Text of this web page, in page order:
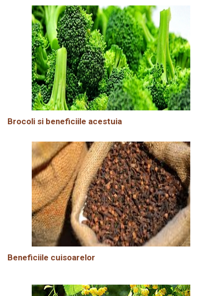
Brocoli si beneficiile acestuia
Beneficiile cuisoarelor